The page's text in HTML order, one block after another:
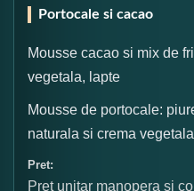
Portocale si cacao
Mousse cacao si mix de
vegetala, lapte
Mousse de portocale:
naturala si crema vegetala
Pret:
Pret unitar manopera si